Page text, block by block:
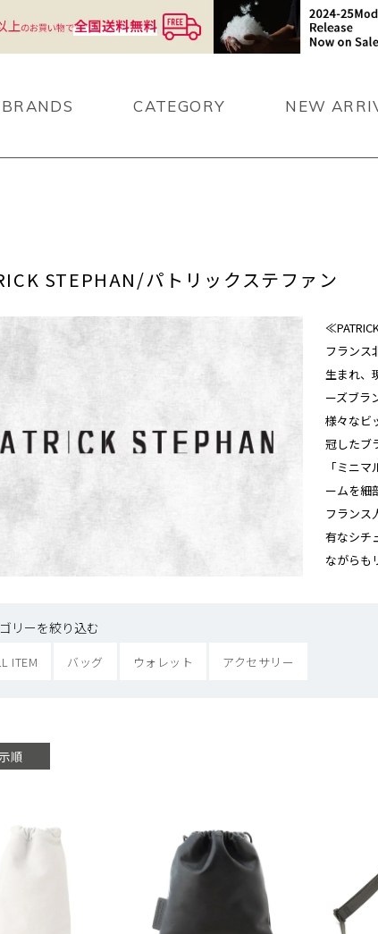
BRANDS CATEGORY NEW
STEPHAN/パトリックステファン
フランス
生まれ、
ーズブラ
様々なビ
冠したブ
「ミニ
ームを細
フランス
有なシチ
ながらも
リーを絞り込む
ITEM バッグ ウォレット アクセサリー
順